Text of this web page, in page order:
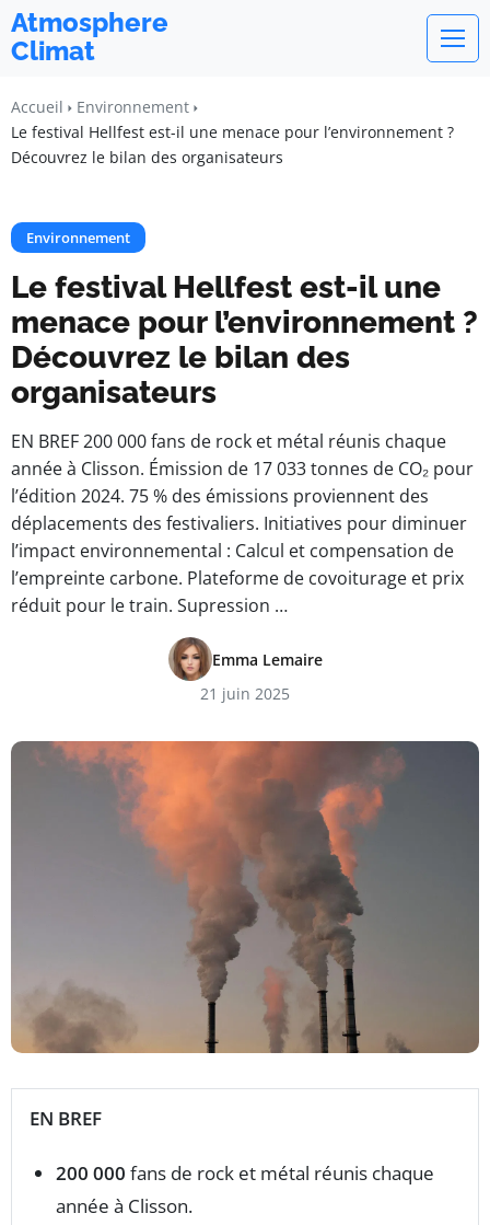
Atmosphere
Climat
Accueil
Environnement
Le festival Hellfest est-il une menace pour l’environnement ?
Découvrez le bilan des organisateurs
Environnement
Le festival Hellfest est-il une
menace pour l’environnement ?
Découvrez le bilan des
organisateurs
EN BREF 200 000 fans de rock et métal réunis chaque
année à Clisson. Émission de 17 033 tonnes de CO₂ pour
l’édition 2024. 75 % des émissions proviennent des
déplacements des festivaliers. Initiatives pour diminuer
l’impact environnemental : Calcul et compensation de
l’empreinte carbone. Plateforme de covoiturage et prix
réduit pour le train. Supression …
Emma Lemaire
21 juin 2025
EN BREF
200 000 fans de rock et métal réunis chaque
année à Clisson.